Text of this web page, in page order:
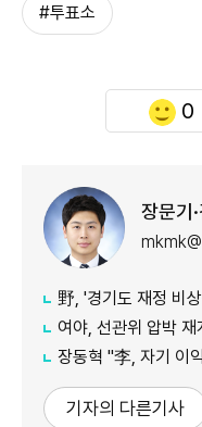
#투표소
0
장문기
野, '경기도 재정 비상
여야, 선관위 압박
장동혁 "李, 자기 이
기자의 다른기사